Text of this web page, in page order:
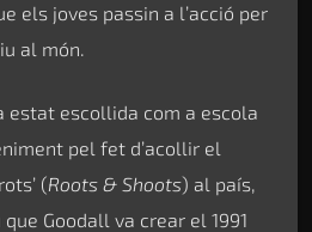
els joves passin a l’acció per
al món.
estat escollida com a escola
pel fet d’acollir el
(Roots & Shoots) al país,
Goodall va crear el 1991